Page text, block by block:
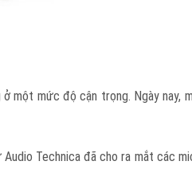
mức độ cận trọng. Ngày nay,
Technica đã cho ra mắt các